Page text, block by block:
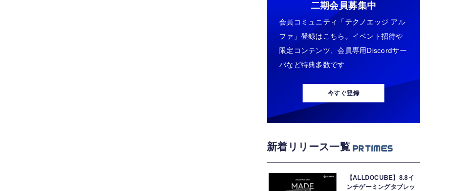
二期会員募集中
会員コミュニティ「テクノエッジ アル
ファ」登録はこちら。イベント招待や
限定コンテンツ、会員専用Discordサー
バなど特典多数です
今すぐ登録
新着リリース一覧
【ALLDOCUBE】8.8イ
ンチゲーミングタブレッ